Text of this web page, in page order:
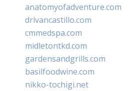
anatomyofadventure.com
drivancastillo.com
cmmedspa.com
midletontkd.com
gardensandgrills.com
basilfoodwine.com
nikko-tochigi.net